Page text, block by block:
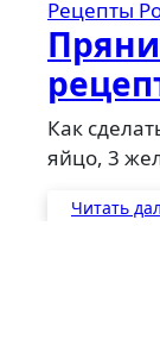
Рецепты
Как сделать пряничный домик 250г меда, 1
яйцо, 3
Читать